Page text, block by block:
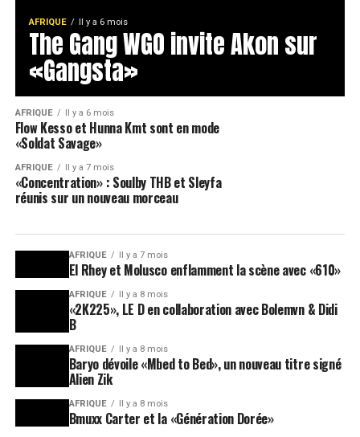
AFRIQUE Il y a 6 mois
The Gang WGO invite Akon sur
«Gangsta»
AFRIQUE Il y a 6 mois
Flow Kesso et Hunna Kmt sont en mode
«Soldat Savage»
AFRIQUE Il y a 7 mois
«Concentration» : Soulby THB et Sleyfa
réunis sur un nouveau morceau
AFRIQUE Il y a 7 mois
El Rhey et Molusco enflamment la scène avec «610»
AFRIQUE Il y a 8 mois
«2K225», LE D en collaboration avec Bolemvn & Didi
B
AFRIQUE Il y a 8 mois
Baryo dévoile «Mbed to Bed», un nouveau titre signé
Alien Zik
AFRIQUE Il y a 8 mois
Bmuxx Carter et la «Génération Dorée»